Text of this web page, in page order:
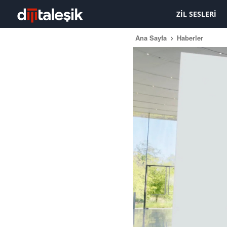
ZIL SESLERI
Ana Sayfa Haberler